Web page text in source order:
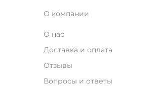
О компании
О нас
Доставка и оплата
Отзывы
Вопросы и ответы